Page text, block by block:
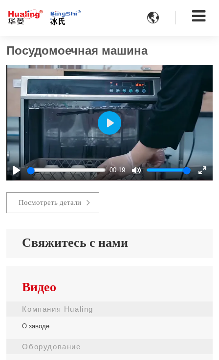

Посудомоечная машина
Play
00:19
Mute
Enter
Play
Посмотреть детали
Свяжитесь с нами
Видео
Компания Hualing
О заводе
Оборудование